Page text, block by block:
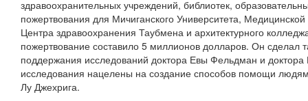
здравоохранительных учреждений, библиотек,
пожертвования для Мичиганского Университета,
Центра здравоохранения Таубмена и архитектурного
пожертвование составило 5 миллионов долларов. Он сделал
поддержания исследований доктора Евы Фельдман и
исследования нацелены на создание способов помощи
Лу Джехрига.